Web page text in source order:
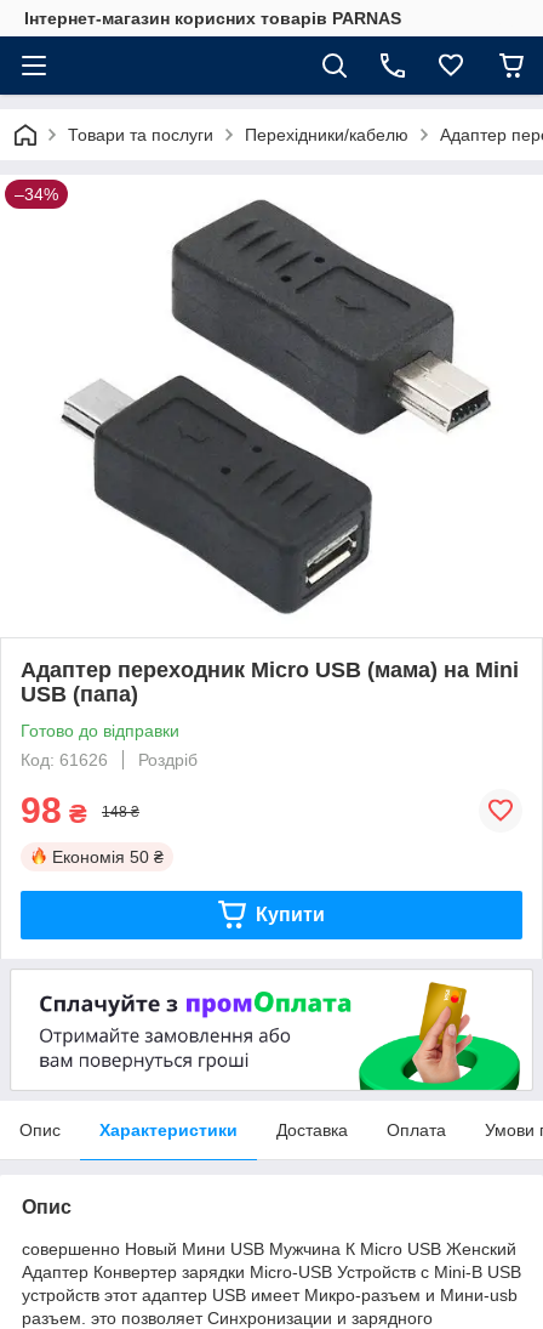
Інтернет-магазин корисних товарів PARNAS
Товари та послуги Перехідники/кабелю Адаптер
–34%
Адаптер переходник Micro USB (мама) на Mini
USB (папа)
Готово до відправки
Код: 61626
Роздріб
98 ₴ 148 ₴
Економія 50 ₴
Купити
Опис Характеристики Доставка Оплата Умови
Опис
совершенно Новый Мини USB Мужчина К Micro USB Женский
Адаптер Конвертер зарядки Micro-USB Устройств с Mini-B USB
устройств этот адаптер USB имеет Микро-разъем и Мини-usb
разъем. это позволяет Синхронизации и зарядного